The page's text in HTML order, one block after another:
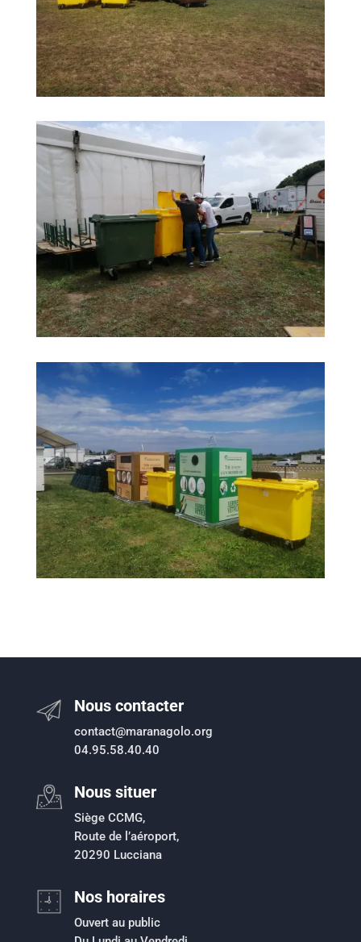
Nous contacter
contact@maranagolo.org
04.95.58.40.40
Nous situer
Siège CCMG,
Route de l’aéroport,
20290 Lucciana
Nos horaires
Ouvert au public